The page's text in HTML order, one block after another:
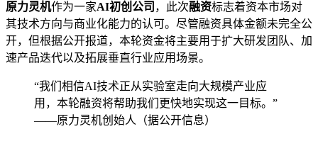
原力灵机作为一家AI初创公司 ，此次融资标志着资本市场对
其技术方向与商业化能力的认可。尽管融资具体金额未完全公
开，但根据公开报道，本轮资金将主要用于扩大研发团队、加
速产品迭代以及拓展垂直行业应用场景。
“我们相信AI技术正从实验室走向大规模产业应
用，本轮融资将帮助我们更快地实现这一目标。”
——原力灵机创始人（据公开信息）